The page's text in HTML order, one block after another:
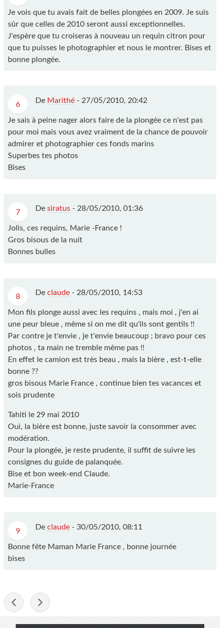
Je vois que tu avais fait de belles plongées en 2009. Je suis
sûr que celles de 2010 seront aussi exceptionnelles.
J'espère que tu croiseras à nouveau un requin citron pour
que tu puisses le photographier et nous le montrer. Bises et
bonne plongée.
6 De Marithé - 27/05/2010, 20:42
Je sais à peine nager alors faire de la plongée ce n'est pas
pour moi mais vous avez vraiment de la chance de pouvoir
admirer et photographier ces fonds marins
Superbes tes photos
Bises
7 De siratus - 28/05/2010, 01:36
Jolis, ces requins, Marie -France !
Gros bisous de la nuit
Bonnes bulles
8 De claude - 28/05/2010, 14:53
Mon fils plonge aussi avec les requins , mais moi , j'en ai
une peur bleue , même si on me dit qu'ils sont gentils !!
Par contre je t'envie , je t'envie beaucoup ; bravo pour ces
photos , ta main ne tremble même pas !!
En effet le camion est très beau , mais la bière , est-t-elle
bonne ??
gros bisous Marie France , continue bien tes vacances et
sois prudente
Tahiti le 29 mai 2010
Oui, la bière est bonne, juste savoir la consommer avec
modération.
Pour la plongée, je reste prudente, il suffit de suivre les
consignes du guide de palanquée.
Bise et bon week-end Claude.
Marie-France
9 De claude - 30/05/2010, 08:11
Bonne fête Maman Marie France , bonne journée
bises